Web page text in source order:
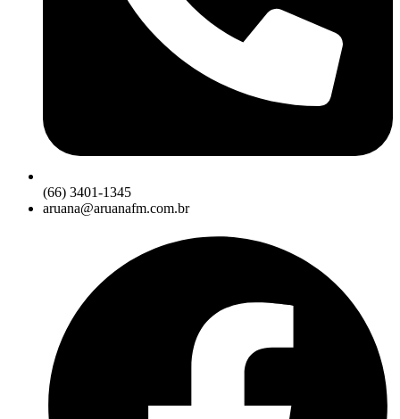
(66) 3401-1345
aruana@aruanafm.com.br